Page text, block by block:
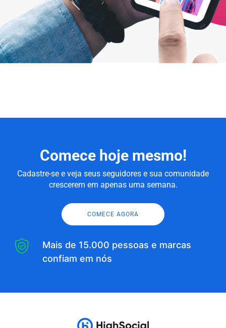
Comece hoje mesmo!
Cadastre-se e veja seus seguidores e sua comunidade
crescerem em apenas uma semana.
COMECE AGORA
Mais de 15.000 pessoas e marcas
confiam em nós